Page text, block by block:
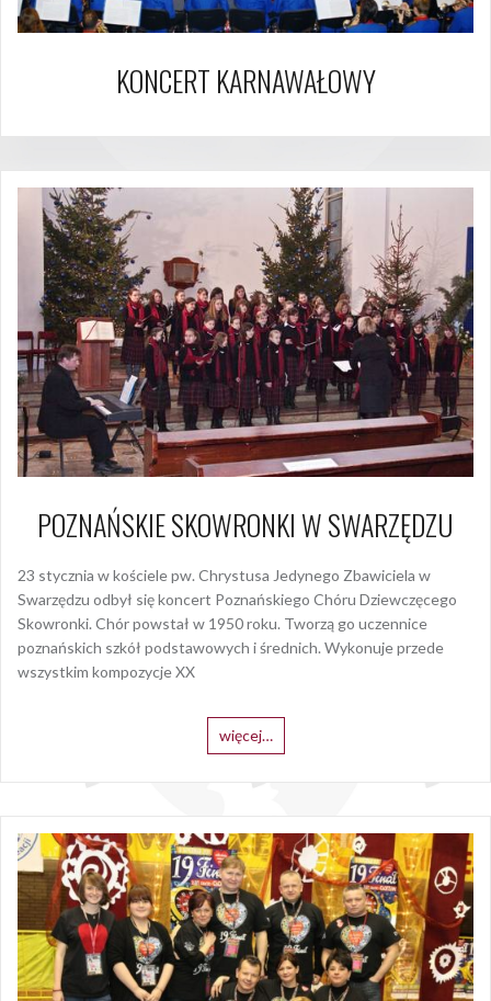
KONCERT KARNAWAŁOWY
POZNAŃSKIE SKOWRONKI W SWARZĘDZU
23 stycznia w kościele pw. Chrystusa Jedynego Zbawiciela w
Swarzędzu odbył się koncert Poznańskiego Chóru Dziewczęcego
Skowronki. Chór powstał w 1950 roku. Tworzą go uczennice
poznańskich szkół podstawowych i średnich. Wykonuje przede
wszystkim kompozycje XX
więcej…